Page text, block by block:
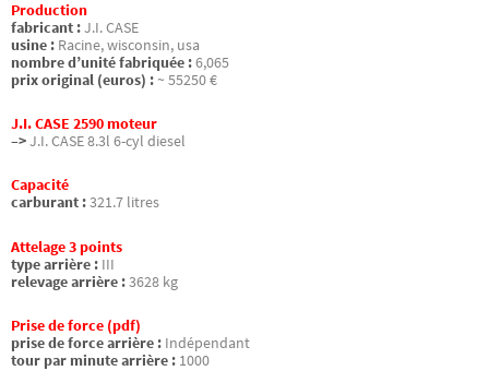
Production
fabricant :J.I. CASE
usine : Racine, wisconsin, usa
nombre d’unité fabriquée :6,065
prix original (euros) : ~ 55250 €
J.I. CASE 2590 moteur
–>J.I. CASE 8.3l 6-cyl diesel
Capacité
carburant :321.7 litres
Attelage 3 points
type arrière : III
relevage arrière :3628 kg
Prise de force (pdf)
prise de force arrière : Indépendant
tour par minute arrière : 1000